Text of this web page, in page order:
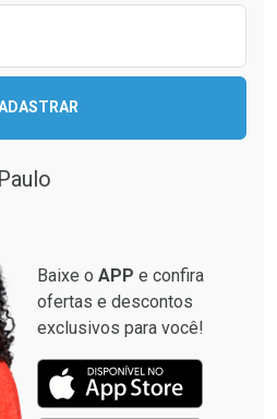
Baixe o APP e confira
ofertas e descontos
exclusivos para você!